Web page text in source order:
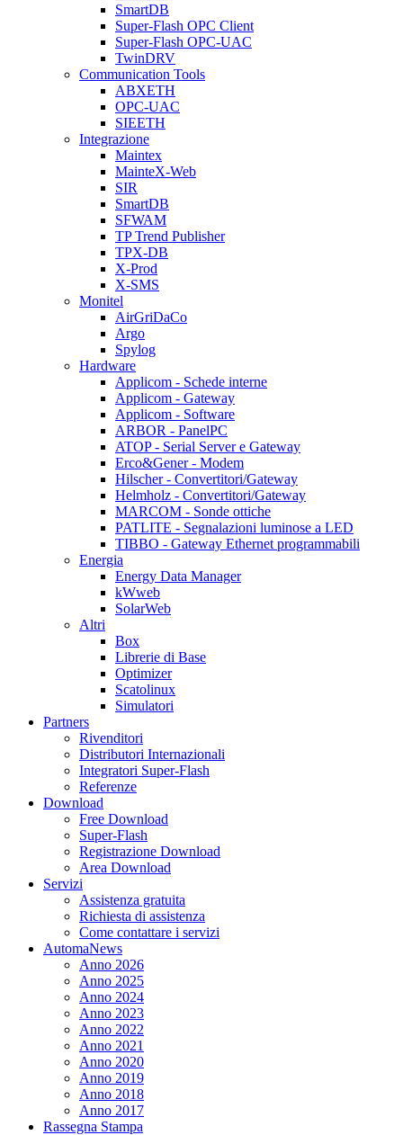
SmartDB
Super-Flash OPC Client
Super-Flash OPC-UAC
TwinDRV
Communication Tools
ABXETH
OPC-UAC
SIEETH
Integrazione
Maintex
MainteX-Web
SIR
SmartDB
SFWAM
TP Trend Publisher
TPX-DB
X-Prod
X-SMS
Monitel
AirGriDaCo
Argo
Spylog
Hardware
Applicom - Schede interne
Applicom - Gateway
Applicom - Software
ARBOR - PanelPC
ATOP - Serial Server e Gateway
Erco&Gener - Modem
Hilscher - Convertitori/Gateway
Helmholz - Convertitori/Gateway
MARCOM - Sonde ottiche
PATLITE - Segnalazioni luminose a LED
TIBBO - Gateway Ethernet programmabili
Energia
Energy Data Manager
kWweb
SolarWeb
Altri
Box
Librerie di Base
Optimizer
Scatolinux
Simulatori
Partners
Rivenditori
Distributori Internazionali
Integratori Super-Flash
Referenze
Download
Free Download
Super-Flash
Registrazione Download
Area Download
Servizi
Assistenza gratuita
Richiesta di assistenza
Come contattare i servizi
AutomaNews
Anno 2026
Anno 2025
Anno 2024
Anno 2023
Anno 2022
Anno 2021
Anno 2020
Anno 2019
Anno 2018
Anno 2017
Rassegna Stampa